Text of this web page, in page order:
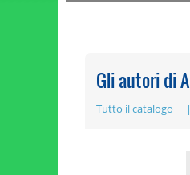
Gli autori di
Tutto il catalogo